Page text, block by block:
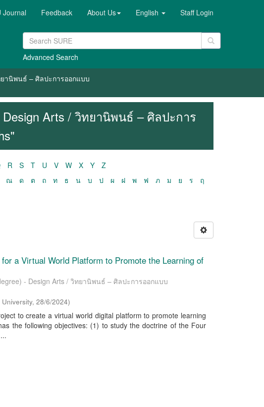
Journal Feedback About Us English Staff Login
Advanced Search
ยานิพนธ์ – ศิลปะการออกแบบ
Design Arts / วิทยานิพนธ์ – ศิลปะการ
R S T U V W X Y
Z
ณ ด ต ถ ท ธ น บ ป ผ ฝ พ ฟ ภ ม ย ร
ฤ
a Virtual World Platform to Promote the Learning of
- Design Arts / วิทยานิพนธ์ – ศิลปะการออกแบบ
,28/6/2024)
to create a virtual world digital platform to promote learning
the following objectives: (1) to study the doctrine of the Four